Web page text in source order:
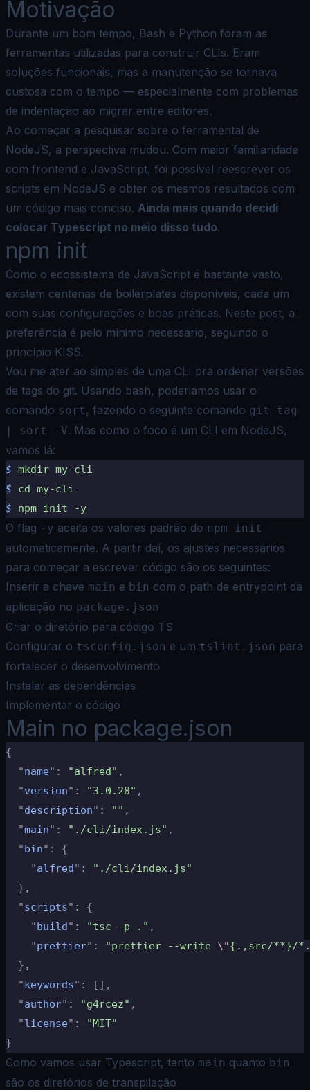
Motivação
Durante um bom tempo, Bash e Python foram as
ferramentas utilizadas para construir CLIs. Eram
soluções funcionais, mas a manutenção se tornava
custosa com o tempo — especialmente com problemas
de indentação ao migrar entre editores.
Ao começar a pesquisar sobre o ferramental de
NodeJS, a perspectiva mudou. Com maior familiaridade
com frontend e JavaScript, foi possível reescrever os
scripts em NodeJS e obter os mesmos resultados com
um código mais conciso. Ainda mais quando decidi
colocar Typescript no meio disso tudo.
npm init
Como o ecossistema de JavaScript é bastante vasto,
existem centenas de boilerplates disponíveis, cada um
com suas configurações e boas práticas. Neste post, a
preferência é pelo mínimo necessário, seguindo o
princípio KISS.
Vou me ater ao simples de uma CLI pra ordenar versões
de tags do git. Usando bash, poderiamos usar o
comando sort, fazendo o seguinte comando git tag
| sort -V. Mas como o foco é um CLI em NodeJS,
vamos lá:
$ mkdir my-cli
$ cd my-cli
$ npm init -y
O flag -y aceita os valores padrão do npm init
automaticamente. A partir daí, os ajustes necessários
para começar a escrever código são os seguintes:
Inserir a chave main e bin com o path de entrypoint da
aplicação no package.json
Criar o diretório para código TS
Configurar o tsconfig.json e um tslint.json para
fortalecer o desenvolvimento
Instalar as dependências
Implementar o código
Main no package.json
{
  "
name" : "alfred" ,
  "
version" : "3.0.28" ,
  "
description" : "" ,
  "
main" : "./cli/index.js" ,
  "
bin" :
{
    "
alfred" :
"./cli/index.js"
  },
  "
scripts" :
{
    "
build" : "tsc -p ." ,
    "
prettier" : "prettier --write \"{.,src/**}/
  },
  "
keywords" :
[],
  "
author" : "g4rcez" ,
  "
license" :
"MIT"
}
Como vamos usar Typescript, tanto main quanto bin
são os diretórios de transpilação